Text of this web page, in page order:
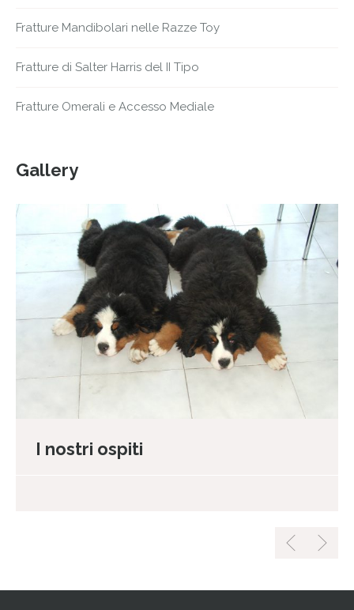
Fratture Mandibolari nelle Razze Toy
Fratture di Salter Harris del II Tipo
Fratture Omerali e Accesso Mediale
Gallery
I nostri ospiti